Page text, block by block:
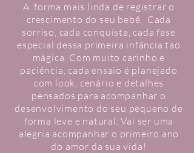
A forma mais linda de registrar o
crescimento do seu bebê. Cada
sorriso, cada conquista, cada fase
especial dessa primeira infância tão
mágica. Com muito carinho e
paciência, cada ensaio é planejado
com look, cenário e detalhes
pensados para acompanhar o
desenvolvimento do seu pequeno de
forma leve e natural. Vai ser uma
alegria acompanhar o primeiro ano
do amor da sua vida!